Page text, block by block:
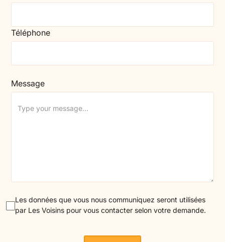
Téléphone
Message
Les données que vous nous communiquez seront utilisées
par Les Voisins pour vous contacter selon votre demande.